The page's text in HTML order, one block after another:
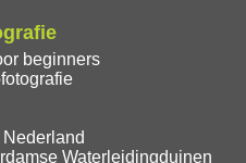
beginners
Waterleidingduinen